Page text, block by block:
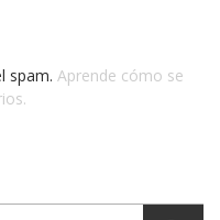
spam. Aprende cómo se